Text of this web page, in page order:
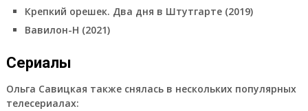
Крепкий орешек. Два дня в Штутгарте (2019)
Вавилон-Н (2021)
Сериалы
Ольга Савицкая также снялась в нескольких популярных
телесериалах: